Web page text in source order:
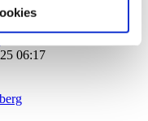
06:17